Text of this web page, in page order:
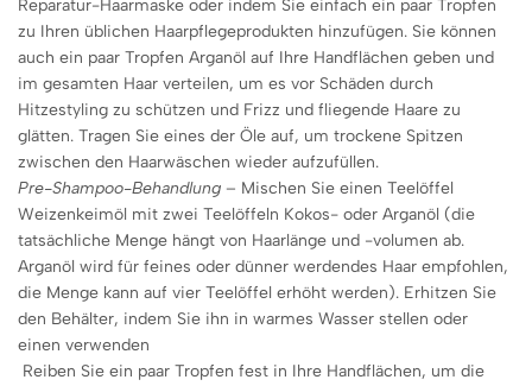
Reparatur-Haarmaske oder indem Sie einfach ein paar Tropfen
zu Ihren üblichen Haarpflegeprodukten hinzufügen. Sie können
auch ein paar Tropfen Arganöl auf Ihre Handflächen geben und
im gesamten Haar verteilen, um es vor Schäden durch
Hitzestyling zu schützen und Frizz und fliegende Haare zu
glätten. Tragen Sie eines der Öle auf, um trockene Spitzen
zwischen den Haarwäschen wieder aufzufüllen.
Pre-Shampoo-Behandlung – Mischen Sie einen Teelöffel
Weizenkeimöl mit zwei Teelöffeln Kokos- oder Arganöl (die
tatsächliche Menge hängt von Haarlänge und -volumen ab.
Arganöl wird für feines oder dünner werdendes Haar empfohlen,
die Menge kann auf vier Teelöffel erhöht werden). Erhitzen Sie
den Behälter, indem Sie ihn in warmes Wasser stellen oder
einen verwenden
Reiben Sie ein paar Tropfen fest in Ihre Handflächen, um die